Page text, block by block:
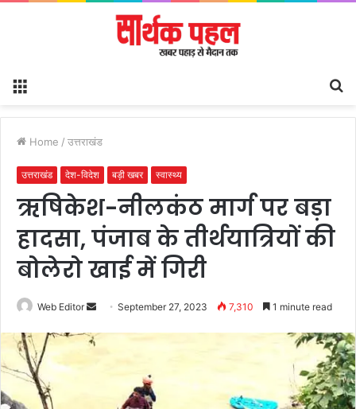
Home / उत्तराखंड
उत्तराखंड देश-विदेश बड़ी खबर स्वास्थ्य
ऋषिकेश-नीलकंठ मार्ग पर बड़ा
हादसा, पंजाब के तीर्थयात्रियों की
बोलेरो खाई में गिरी
Web Editor
Send September 27, 2023 7,310 1 minute read